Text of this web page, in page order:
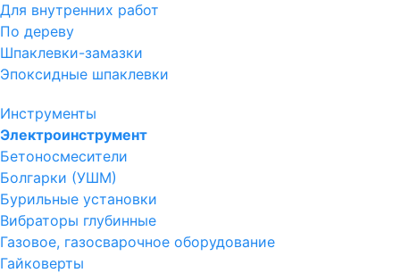
Для внутренних работ
По дереву
Шпаклевки-замазки
Эпоксидные шпаклевки
Инструменты
Электроинструмент
Бетоносмесители
Болгарки (УШМ)
Бурильные установки
Вибраторы глубинные
Газовое, газосварочное оборудование
Гайковерты